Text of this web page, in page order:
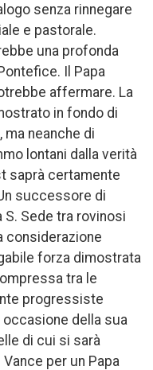
senza rinnegare
e pastorale.
una profonda
Il Papa
affermare. La
in fondo di
neanche di
lontani dalla verità
saprà certamente
successore di
S. Sede tra rovinosi
considerazione
forza dimostrata
tra le
progressiste
occasione della sua
di cui si sarà
per un Papa